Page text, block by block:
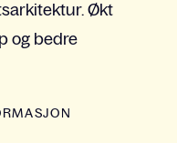
Økt
og bedre